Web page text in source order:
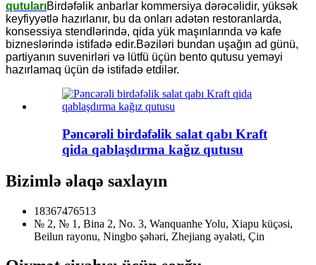
qutularıBirdəfəlik anbarlar kommersiya dərəcəlidir, yüksək
keyfiyyətlə hazırlanır, bu da onları adətən restoranlarda,
konsessiya stendlərində, qida yük maşınlarında və kafe
bizneslərində istifadə edir.Bəziləri bundan uşağın ad günü,
partiyanın suvenirləri və lütfü üçün bento qutusu yeməyi
hazırlamaq üçün də istifadə etdilər.
Pəncərəli birdəfəlik salat qabı Kraft
qida qablaşdırma kağız qutusu
Bizimlə əlaqə saxlayın
18367476513
№ 2, № 1, Bina 2, No. 3, Wanquanhe Yolu, Xiapu küçəsi,
Beilun rayonu, Ningbo şəhəri, Zhejiang əyaləti, Çin